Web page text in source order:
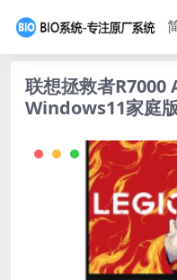
联想拯救者R7000
Windows11家庭